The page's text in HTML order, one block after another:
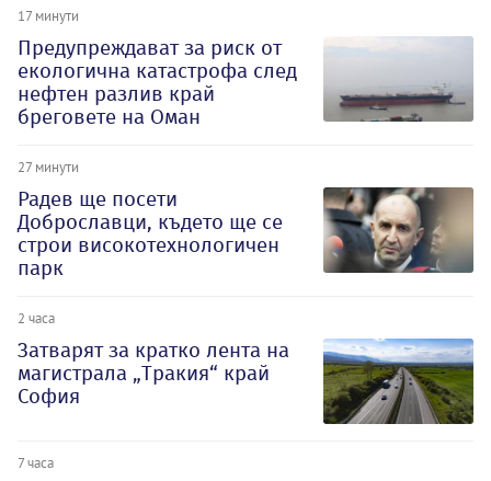
17 минути
Предупреждават за риск от
екологична катастрофа след
нефтен разлив край
бреговете на Оман
27 минути
Радев ще посети
Доброславци, където ще се
строи високотехнологичен
парк
2 часа
Затварят за кратко лента на
магистрала „Тракия“ край
София
7 часа